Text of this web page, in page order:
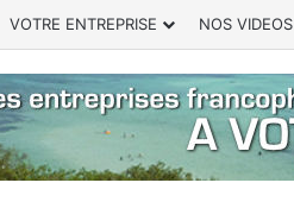
VOTRE ENTREPRISE NOS VIDEOS